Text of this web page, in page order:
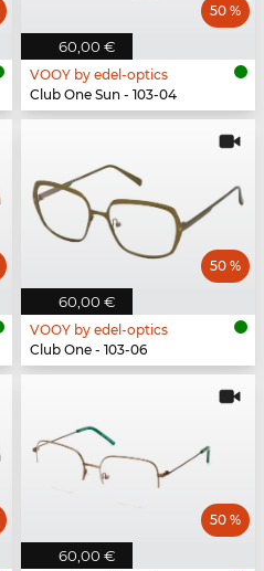
60,00 €
50 %
VOOY by edel-optics
Club One Sun - 103-04
60,00 €
50 %
VOOY by edel-optics
Club One - 103-06
60,00 €
50 %